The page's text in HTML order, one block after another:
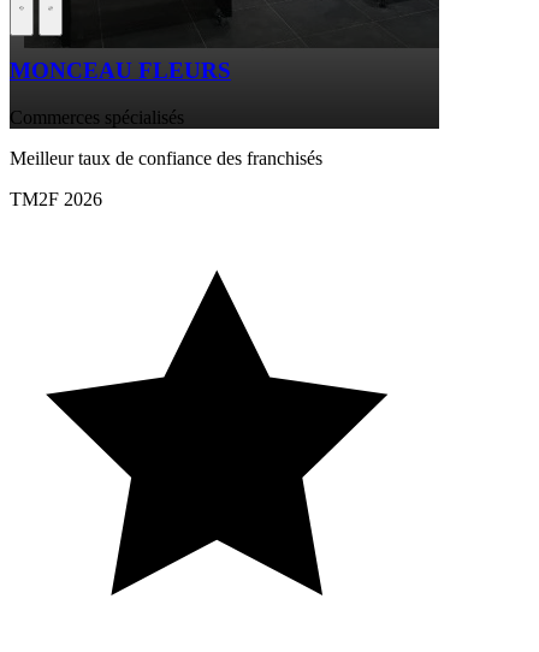
MONCEAU FLEURS
Commerces spécialisés
Meilleur taux de confiance des franchisés
TM2F 2026